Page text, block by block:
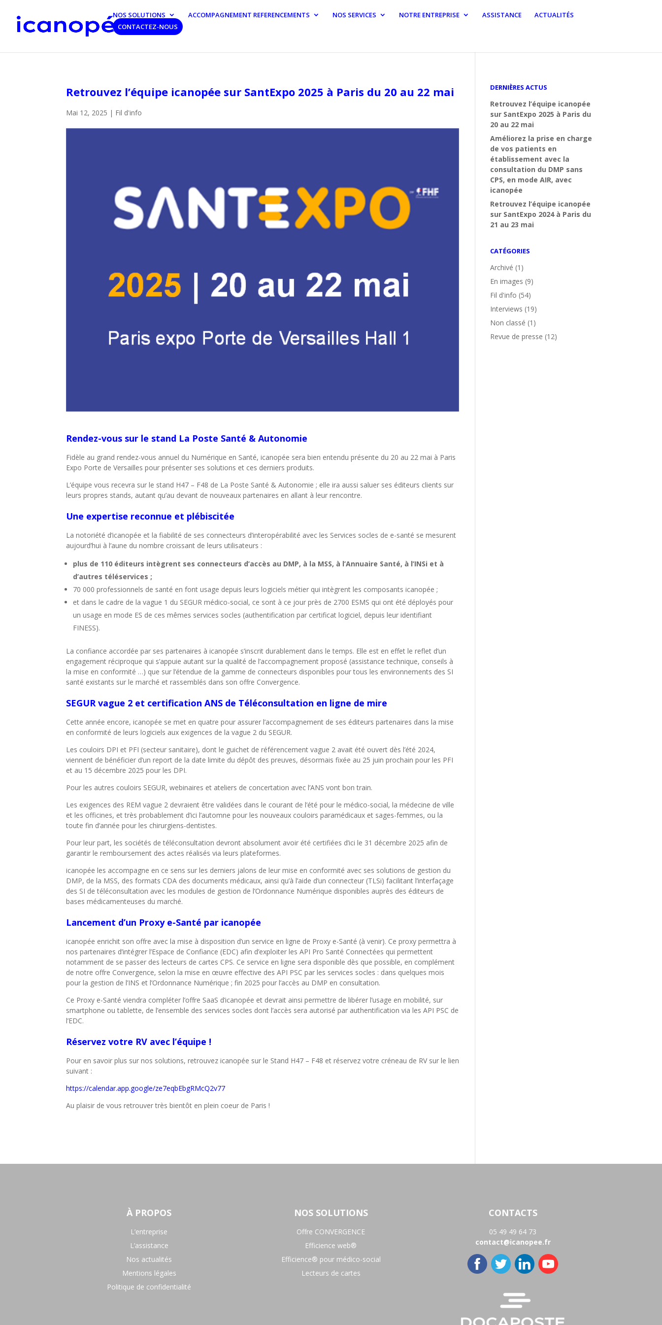
NOS SOLUTIONS ACCOMPAGNEMENT REFERENCEMENTS NOS SERVICES NOTRE ENTREPRISE ASSISTANCE
ACTUALITÉS
CONTACTEZ-NOUS
Retrouvez l’équipe icanopée sur SantExpo 2025 à Paris du 20 au 22 mai
Mai 12, 2025 | Fil d'info
Rendez-vous sur le stand La Poste Santé & Autonomie
Fidèle au grand rendez-vous annuel du Numérique en Santé, icanopée sera bien entendu présente du 20 au 22 mai à Paris
Expo Porte de Versailles pour présenter ses solutions et ces derniers produits.
L’équipe vous recevra sur le stand H47 – F48 de La Poste Santé & Autonomie ; elle ira aussi saluer ses éditeurs clients sur
leurs propres stands, autant qu’au devant de nouveaux partenaires en allant à leur rencontre.
Une expertise reconnue et plébiscitée
La notoriété d’icanopée et la fiabilité de ses connecteurs d’interopérabilité avec les Services socles de e-santé se mesurent
aujourd’hui à l’aune du nombre croissant de leurs utilisateurs :
plus de 110 éditeurs intègrent ses connecteurs d’accès au DMP, à la MSS, à l’Annuaire Santé, à l’INSi et à
d’autres téléservices ;
70 000 professionnels de santé en font usage depuis leurs logiciels métier qui intègrent les composants icanopée ;
et dans le cadre de la vague 1 du SEGUR médico-social, ce sont à ce jour près de 2700 ESMS qui ont été déployés pour
un usage en mode ES de ces mêmes services socles (authentification par certificat logiciel, depuis leur identifiant
FINESS).
La confiance accordée par ses partenaires à icanopée s’inscrit durablement dans le temps. Elle est en effet le reflet d’un
engagement réciproque qui s’appuie autant sur la qualité de l’accompagnement proposé (assistance technique, conseils à
la mise en conformité …) que sur l’étendue de la gamme de connecteurs disponibles pour tous les environnements des SI
santé existants sur le marché et rassemblés dans son offre Convergence.
SEGUR vague 2 et certification ANS de Téléconsultation en ligne de mire
Cette année encore, icanopée se met en quatre pour assurer l’accompagnement de ses éditeurs partenaires dans la mise
en conformité de leurs logiciels aux exigences de la vague 2 du SEGUR.
Les couloirs DPI et PFI (secteur sanitaire), dont le guichet de référencement vague 2 avait été ouvert dès l’été 2024,
viennent de bénéficier d’un report de la date limite du dépôt des preuves, désormais fixée au 25 juin prochain pour les PFI
et au 15 décembre 2025 pour les DPI.
Pour les autres couloirs SEGUR, webinaires et ateliers de concertation avec l’ANS vont bon train.
Les exigences des REM vague 2 devraient être validées dans le courant de l’été pour le médico-social, la médecine de ville
et les officines, et très probablement d’ici l’automne pour les nouveaux couloirs paramédicaux et sages-femmes, ou la
toute fin d’année pour les chirurgiens-dentistes.
Pour leur part, les sociétés de téléconsultation devront absolument avoir été certifiées d’ici le 31 décembre 2025 afin de
garantir le remboursement des actes réalisés via leurs plateformes.
icanopée les accompagne en ce sens sur les derniers jalons de leur mise en conformité avec ses solutions de gestion du
DMP, de la MSS, des formats CDA des documents médicaux, ainsi qu’à l’aide d’un connecteur (TLSi) facilitant l’interfaçage
des SI de téléconsultation avec les modules de gestion de l’Ordonnance Numérique disponibles auprès des éditeurs de
bases médicamenteuses du marché.
Lancement d’un Proxy e-Santé par icanopée
icanopée enrichit son offre avec la mise à disposition d’un service en ligne de Proxy e-Santé (à venir). Ce proxy permettra à
nos partenaires d’intégrer l’Espace de Confiance (EDC) afin d’exploiter les API Pro Santé Connectées qui permettent
notamment de se passer des lecteurs de cartes CPS. Ce service en ligne sera disponible dès que possible, en complément
de notre offre Convergence, selon la mise en œuvre effective des API PSC par les services socles : dans quelques mois
pour la gestion de l’INS et l’Ordonnance Numérique ; fin 2025 pour l’accès au DMP en consultation.
Ce Proxy e-Santé viendra compléter l’offre SaaS d’icanopée et devrait ainsi permettre de libérer l’usage en mobilité, sur
smartphone ou tablette, de l’ensemble des services socles dont l’accès sera autorisé par authentification via les API PSC de
l’EDC.
Réservez votre RV avec l’équipe !
Pour en savoir plus sur nos solutions, retrouvez icanopée sur le Stand H47 – F48 et réservez votre créneau de RV sur le lien
suivant :
https://calendar.app.google/ze7eqbEbgRMcQ2v77
Au plaisir de vous retrouver très bientôt en plein coeur de Paris !
DERNIÈRES ACTUS
Retrouvez l’équipe icanopée
sur SantExpo 2025 à Paris du
20 au 22 mai
Améliorez la prise en charge
de vos patients en
établissement avec la
consultation du DMP sans
CPS, en mode AIR, avec
icanopée
Retrouvez l’équipe icanopée
sur SantExpo 2024 à Paris du
21 au 23 mai
CATÉGORIES
Archivé (1)
En images (9)
Fil d'info (54)
Interviews (19)
Non classé (1)
Revue de presse (12)
À PROPOS
L’entreprise
L’assistance
Nos actualités
Mentions légales
Politique de confidentialité
NOS SOLUTIONS
Offre CONVERGENCE
Efficience web®
Efficience® pour médico-social
Lecteurs de cartes
CONTACTS
05 49 49 64 73
contact@icanopee.fr